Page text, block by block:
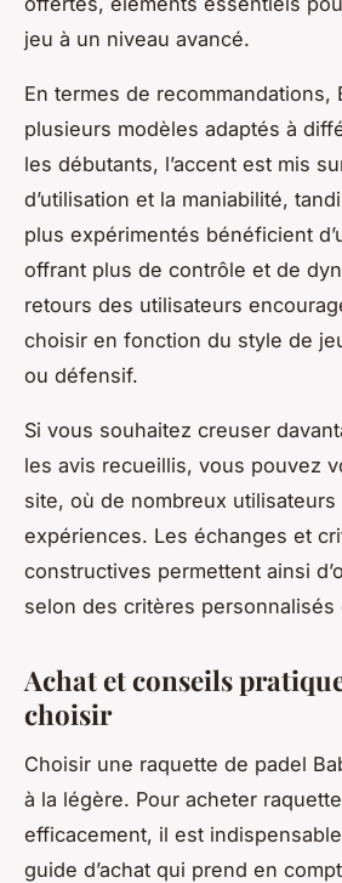
jeu à un niveau avancé.
En termes de recommandations,
plusieurs modèles adaptés à
les débutants, l’accent est mis
d’utilisation et la maniabilité,
plus expérimentés bénéficient
offrant plus de contrôle et de
retours des utilisateurs
choisir en fonction du style de
ou défensif.
Si vous souhaitez creuser
les avis recueillis, vous pouvez
site, où de nombreux
expériences. Les échanges et
constructives permettent ainsi
selon des critères personnalisés
Achat et conseils
choisir
Choisir une raquette de padel
à la légère. Pour acheter
efficacement, il est
guide d’achat qui prend en